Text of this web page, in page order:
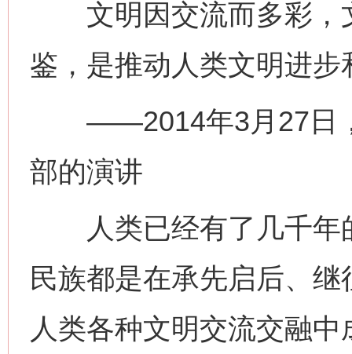
文明因交流而多彩，
鉴，是推动人类文明进
——2014年3月27日，
部的演讲
人类已经有了几千年
民族都是在承先启后、
人类各种文明交流交融